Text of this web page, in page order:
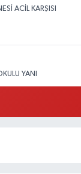
ACİL KARŞISI
YANI